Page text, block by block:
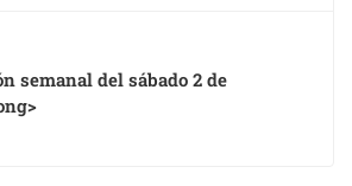
semanal del sábado 2 de